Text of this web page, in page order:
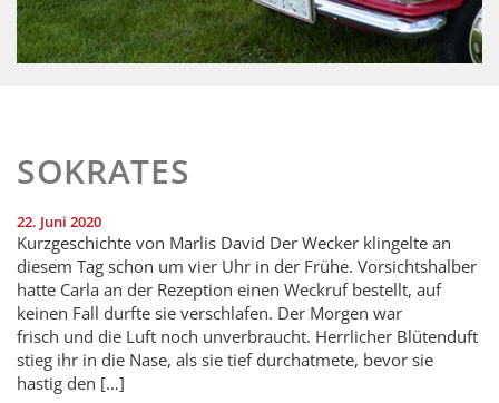
SOKRATES
22. Juni 2020
Kurzgeschichte von Marlis David Der Wecker klingelte an
diesem Tag schon um vier Uhr in der Frühe. Vorsichtshalber
hatte Carla an der Rezeption einen Weckruf bestellt, auf
keinen Fall durfte sie verschlafen. Der Morgen war
frisch und die Luft noch unverbraucht. Herrlicher Blütenduft
stieg ihr in die Nase, als sie tief durchatmete, bevor sie
hastig den […]